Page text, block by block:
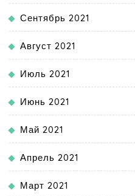
Сентябрь 2021
Август 2021
Июль 2021
Июнь 2021
Май 2021
Апрель 2021
Март 2021